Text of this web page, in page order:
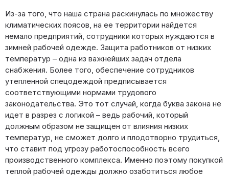
Из-за того, что наша страна раскинулась по множеству
климатических поясов, на ее территории найдется
немало предприятий, сотрудники которых нуждаются в
зимней рабочей одежде. Защита работников от низких
температур – одна из важнейших задач отдела
снабжения. Более того, обеспечение сотрудников
утепленной спецодеждой предписывается
соответствующими нормами трудового
законодательства. Это тот случай, когда буква закона не
идет в разрез с логикой – ведь рабочий, который
должным образом не защищен от влияния низких
температур, не сможет долго и плодотворно трудиться,
что ставит под угрозу работоспособность всего
производственного комплекса. Именно поэтому покупкой
теплой рабочей одежды должно озаботиться любое